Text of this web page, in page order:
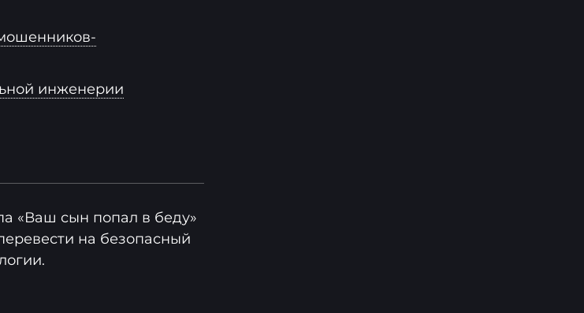
инженерии
«Ваш сын попал в беду»
на безопасный